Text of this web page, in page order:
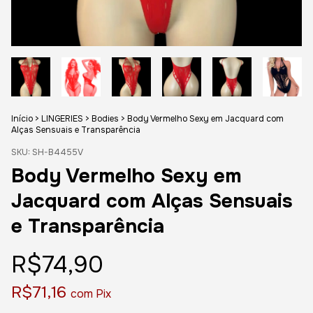
Início > LINGERIES > Bodies > Body Vermelho Sexy em Jacquard com
Alças Sensuais e Transparência
SKU: SH-B4455V
Body Vermelho Sexy em
Jacquard com Alças Sensuais
e Transparência
R$74,90
R$71,16 com Pix